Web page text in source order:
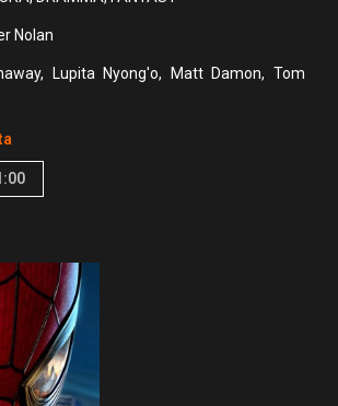
Nolan
Lupita Nyong'o, Matt Damon, Tom